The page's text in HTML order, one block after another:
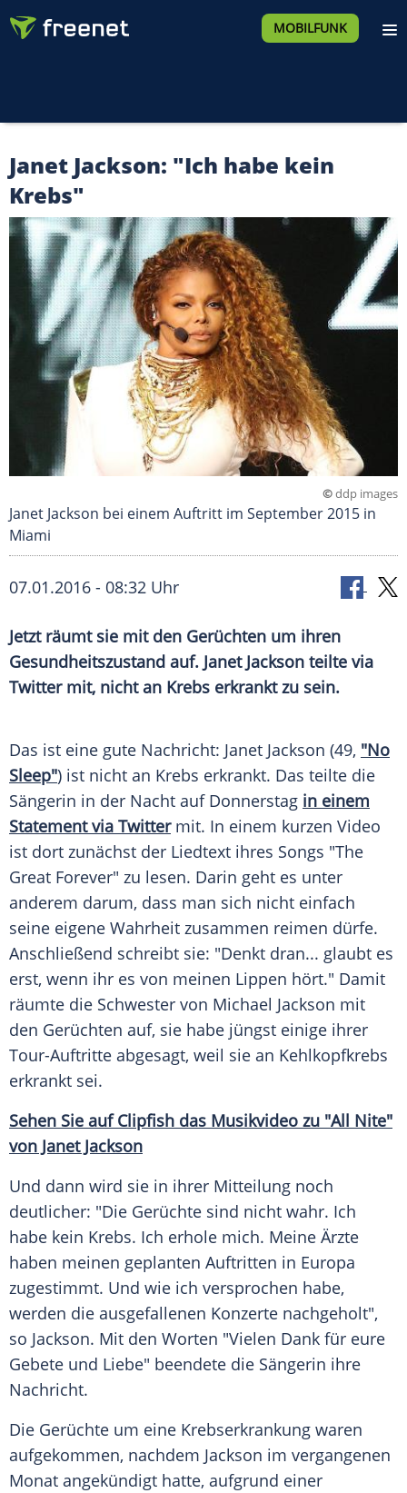
MOBILFUNK
Janet Jackson: "Ich habe kein
Krebs"
©ddp images
Janet Jackson bei einem Auftritt im September 2015 in
Miami
07.01.2016 - 08:32 Uhr
Jetzt räumt sie mit den Gerüchten um ihren
Gesundheitszustand auf. Janet Jackson teilte via
Twitter mit, nicht an Krebs erkrankt zu sein.
Das ist eine gute Nachricht: Janet Jackson (49, "No
Sleep") ist nicht an Krebs erkrankt. Das teilte die
Sängerin in der Nacht auf Donnerstag in einem
Statement via Twittermit. In einem kurzen Video
ist dort zunächst der Liedtext ihres Songs "The
Great Forever" zu lesen. Darin geht es unter
anderem darum, dass man sich nicht einfach
seine eigene Wahrheit zusammen reimen dürfe.
Anschließend schreibt sie: "Denkt dran... glaubt es
erst, wenn ihr es von meinen Lippen hört." Damit
räumte die Schwester von Michael Jackson mit
den Gerüchten auf, sie habe jüngst einige ihrer
Tour-Auftritte abgesagt, weil sie an Kehlkopfkrebs
erkrankt sei.
Sehen Sie auf Clipfish das Musikvideo zu "All Nite"
von Janet Jackson
Und dann wird sie in ihrer Mitteilung noch
deutlicher: "Die Gerüchte sind nicht wahr. Ich
habe kein Krebs. Ich erhole mich. Meine Ärzte
haben meinen geplanten Auftritten in Europa
zugestimmt. Und wie ich versprochen habe,
werden die ausgefallenen Konzerte nachgeholt",
so Jackson. Mit den Worten "Vielen Dank für eure
Gebete und Liebe" beendete die Sängerin ihre
Nachricht.
Die Gerüchte um eine Krebserkrankung waren
aufgekommen, nachdem Jackson im vergangenen
Monat angekündigt hatte, aufgrund einer